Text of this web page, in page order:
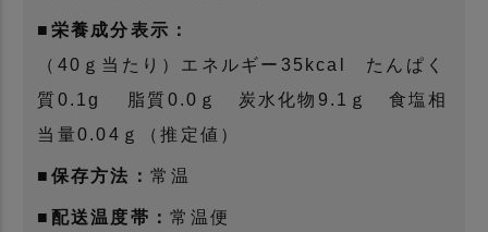
■栄養成分表示：
（40ｇ当たり）エネルギー35kcal たんぱく
質0.1g 脂質0.0ｇ 炭水化物9.1ｇ 食塩相
当量0.04ｇ（推定値）
■保存方法： 常温
■配送温度帯：常温便